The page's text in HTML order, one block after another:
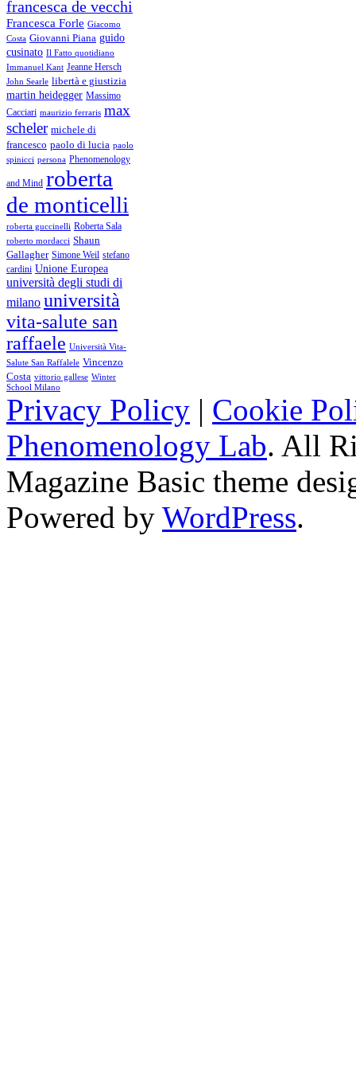
francesca de vecchi
Francesca Forle Giacomo
Costa Giovanni Piana guido
cusinato Il Fatto quotidiano
Immanuel Kant Jeanne Hersch
John Searle libertà e giustizia
martin heidegger Massimo
Cacciari maurizio ferraris max
scheler michele di
francesco paolo di lucia paolo
spinicci persona Phenomenology
and Mind roberta
de monticelli
roberta guccinelli Roberta Sala
roberto mordacci Shaun
Gallagher Simone Weil stefano
cardini Unione Europea
università degli studi di
milano università
vita-salute san
raffaele Università Vita-
Salute San Raffalele Vincenzo
Costa vittorio gallese Winter
School Milano
Privacy Policy | Cookie
Phenomenology Lab. All
Magazine Basic theme
Powered by WordPress.